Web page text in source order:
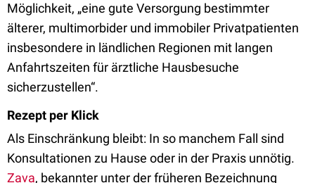
Möglichkeit, „eine gute Versorgung bestimmter
älterer, multimorbider und immobiler Privatpatienten
insbesondere in ländlichen Regionen mit langen
Anfahrtszeiten für ärztliche Hausbesuche
sicherzustellen“.
Rezept per Klick
Als Einschränkung bleibt: In so manchem Fall sind
Konsultationen zu Hause oder in der Praxis unnötig.
Zava, bekannter unter der früheren Bezeichnung